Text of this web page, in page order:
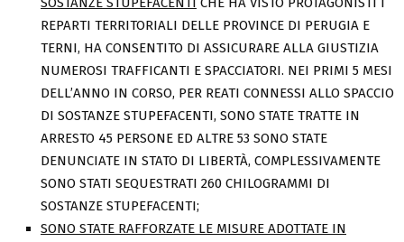
REPARTI TERRITORIALI DELLE PROVINCE DI PERUGIA E
TERNI, HA CONSENTITO DI ASSICURARE ALLA GIUSTIZIA
NUMEROSI TRAFFICANTI E SPACCIATORI. NEI PRIMI 5 MESI
DELL’ANNO IN CORSO, PER REATI CONNESSI ALLO SPACCIO
DI SOSTANZE STUPEFACENTI, SONO STATE TRATTE IN
ARRESTO 45 PERSONE ED ALTRE 53 SONO STATE
DENUNCIATE IN STATO DI LIBERTÀ, COMPLESSIVAMENTE
SONO STATI SEQUESTRATI 260 CHILOGRAMMI DI
SOSTANZE STUPEFACENTI;
SONO STATE RAFFORZATE LE MISURE ADOTTATE IN